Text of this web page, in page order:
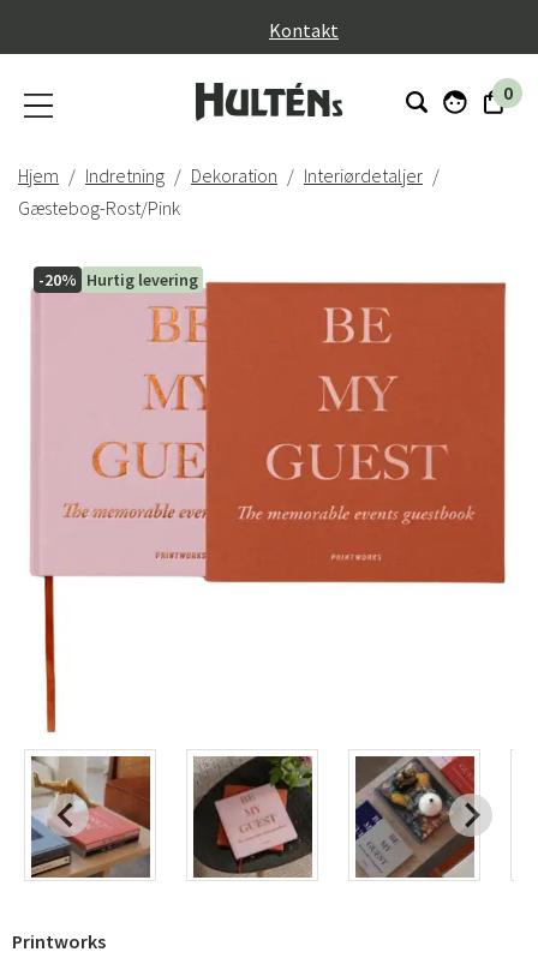
Kontakt
0
Hjem Indretning Dekoration
Interiørdetaljer
Gæstebog-Rost/Pink
-20% Hurtig levering
Printworks